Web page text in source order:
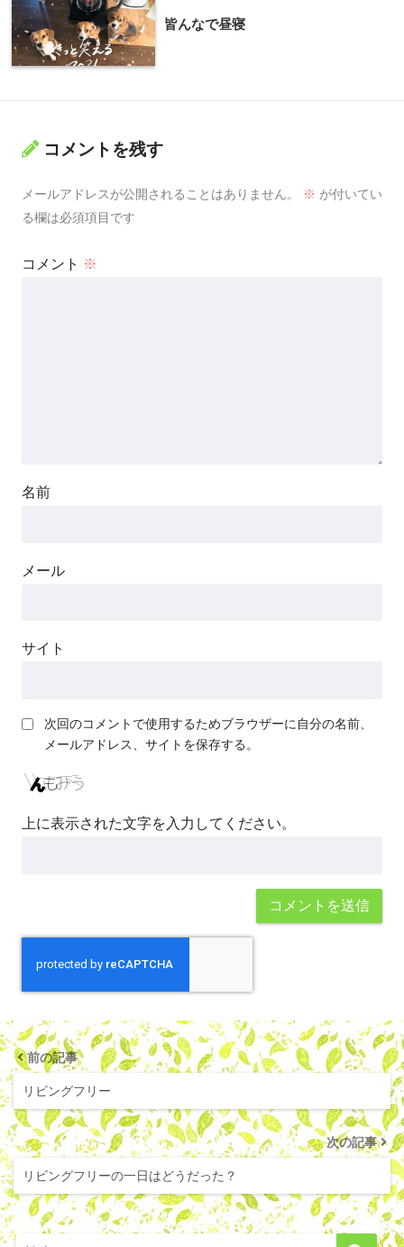
皆んなで昼寝
コメントを残す
メールアドレスが公開されることはありません。 ※ が付いてい
る欄は必須項目です
コメント ※
名前
メール
サイト
次回のコメントで使用するためブラウザーに自分の名前、
メールアドレス、サイトを保存する。
上に表示された文字を入力してください。
前の記事
リビングフリー
次の記事
リビングフリーの一日はどうだった？